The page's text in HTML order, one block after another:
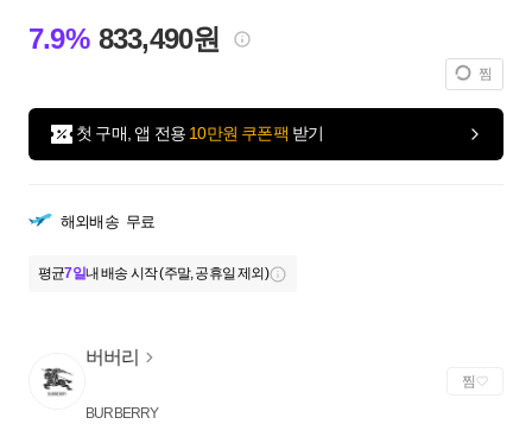
7.9% 833,490원
찜
첫 구매, 앱 전용 10만원 쿠폰팩 받기
해외배송 무료
평균7일내 배송 시작 (주말, 공휴일 제외)
버버리
BURBERRY
찜